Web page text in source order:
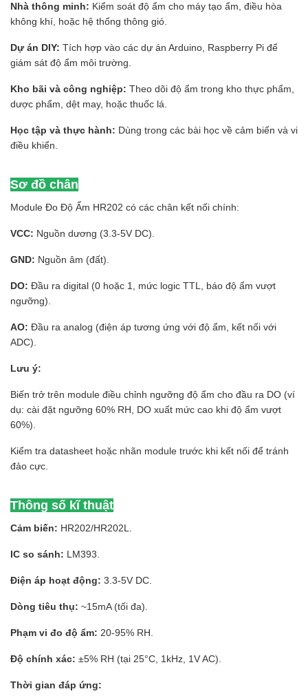
Nhà thông minh: Kiểm soát độ ẩm cho máy tạo ẩm, điều hòa
không khí, hoặc hệ thống thông gió.
Dự án DIY: Tích hợp vào các dự án Arduino, Raspberry Pi để
giám sát độ ẩm môi trường.
Kho bãi và công nghiệp: Theo dõi độ ẩm trong kho thực phẩm,
dược phẩm, dệt may, hoặc thuốc lá.
Học tập và thực hành: Dùng trong các bài học về cảm biến và vi
điều khiển.
Sơ đồ chân
Module Đo Độ Ẩm HR202 có các chân kết nối chính:
VCC: Nguồn dương (3.3-5V DC).
GND: Nguồn âm (đất).
DO: Đầu ra digital (0 hoặc 1, mức logic TTL, báo độ ẩm vượt
ngưỡng).
AO: Đầu ra analog (điện áp tương ứng với độ ẩm, kết nối với
ADC).
Lưu ý:
Biến trở trên module điều chỉnh ngưỡng độ ẩm cho đầu ra DO (ví
dụ: cài đặt ngưỡng 60% RH, DO xuất mức cao khi độ ẩm vượt
60%).
Kiểm tra datasheet hoặc nhãn module trước khi kết nối để tránh
đảo cực.
Thông số kĩ thuật
Cảm biến: HR202/HR202L.
IC so sánh: LM393.
Điện áp hoạt động: 3.3-5V DC.
Dòng tiêu thụ: ~15mA (tối đa).
Phạm vi đo độ ẩm: 20-95% RH.
Độ chính xác: ±5% RH (tại 25°C, 1kHz, 1V AC).
Thời gian đáp ứng: